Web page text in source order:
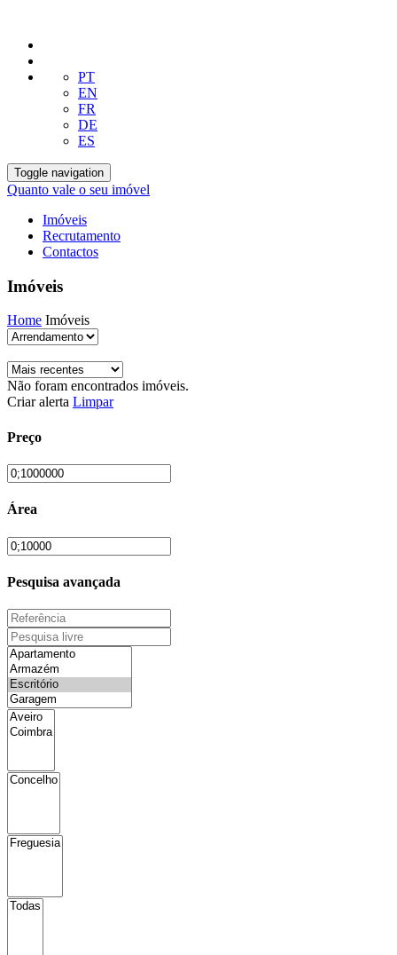
PT
EN
FR
DE
ES
Toggle navigation
Quanto vale o seu imóvel
Imóveis
Recrutamento
Contactos
Imóveis
Home Imóveis
Não foram encontrados imóveis.
Criar alerta Limpar
Preço
Área
Pesquisa avançada